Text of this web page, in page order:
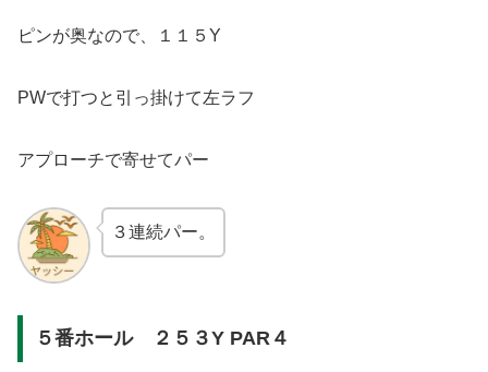
ピンが奥なので、１１５Y
PWで打つと引っ掛けて左ラフ
アプローチで寄せてパー
３連続パー。
５番ホール ２５３Y PAR４